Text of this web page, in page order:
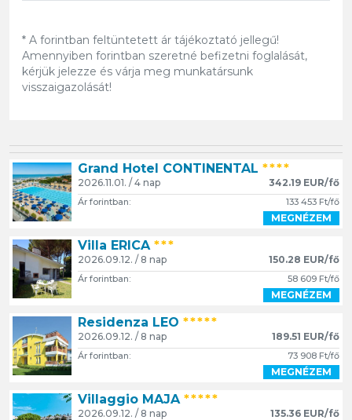
* A forintban feltüntetett ár tájékoztató jellegű!
Amennyiben forintban szeretné befizetni foglalását,
kérjük jelezze és várja meg munkatársunk
visszaigazolását!
Grand Hotel CONTINENTAL ****
2026.11.01. / 4 nap 342.19 EUR/fő
Ár forintban: 133 453 Ft/fő
MEGNÉZEM
Villa ERICA ***
2026.09.12. / 8 nap 150.28 EUR/fő
Ár forintban: 58 609 Ft/fő
MEGNÉZEM
Residenza LEO *****
2026.09.12. / 8 nap 189.51 EUR/fő
Ár forintban: 73 908 Ft/fő
MEGNÉZEM
Villaggio MAJA *****
2026.09.12. / 8 nap 135.36 EUR/fő